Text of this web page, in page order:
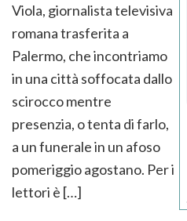
Viola, giornalista televisiva
romana trasferita a
Palermo, che incontriamo
in una città soffocata dallo
scirocco mentre
presenzia, o tenta di farlo,
a un funerale in un afoso
pomeriggio agostano. Per i
lettori è […]